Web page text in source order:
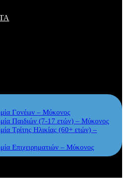
Γονέων – Μύκονος
Παιδιών (7-17 ετών) – Μύκονος
Τρίτης Ηλικίας (60+ ετών) –
Επιχειρηματιών – Μύκονος